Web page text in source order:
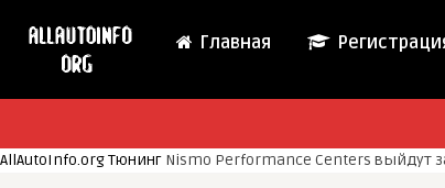
Главная
AllAutoInfo.orgТюнинг Nismo Performance Centers выйдут